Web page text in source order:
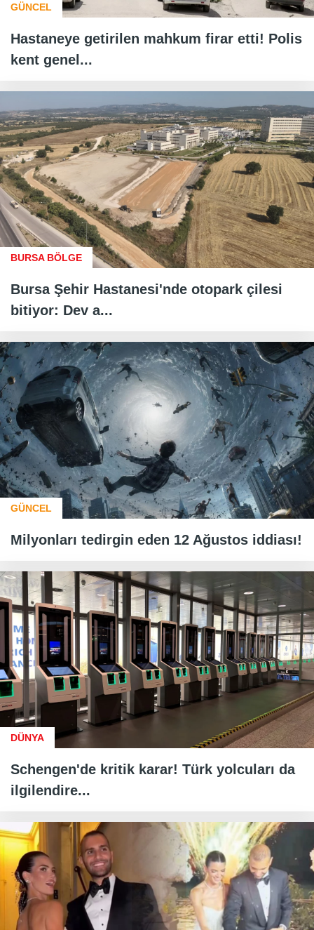
GÜNCEL
Hastaneye getirilen mahkum firar etti! Polis
kent genel...
BURSA BÖLGE
Bursa Şehir Hastanesi'nde otopark çilesi
bitiyor: Dev a...
GÜNCEL
Milyonları tedirgin eden 12 Ağustos iddiası!
DÜNYA
Schengen'de kritik karar! Türk yolcuları da
ilgilendire...